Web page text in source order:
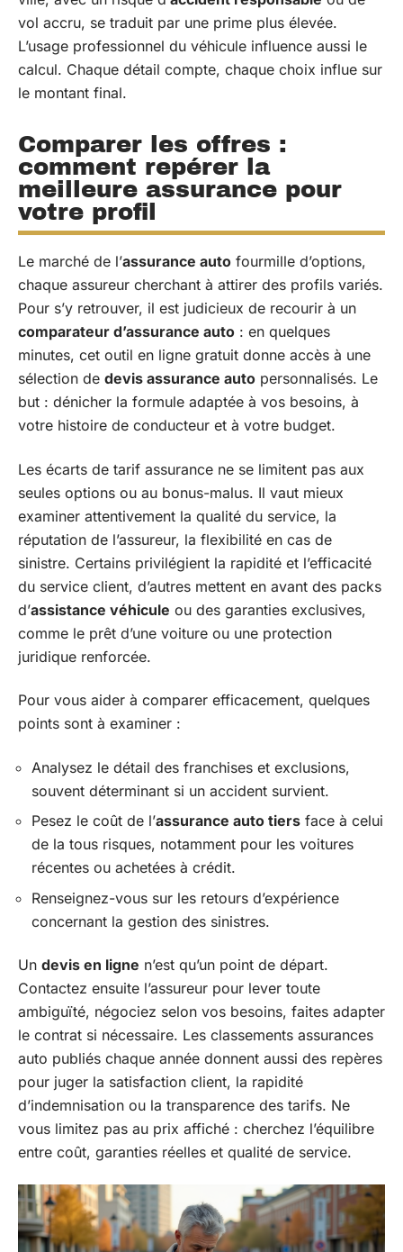
vol accru, se traduit par une prime plus élevée.
L’usage professionnel du véhicule influence aussi le
calcul. Chaque détail compte, chaque choix influe sur
le montant final.
Comparer les offres :
comment repérer la
meilleure assurance pour
votre profil
Le marché de l’assurance auto fourmille d’options,
chaque assureur cherchant à attirer des profils variés.
Pour s’y retrouver, il est judicieux de recourir à un
comparateur d’assurance auto : en quelques
minutes, cet outil en ligne gratuit donne accès à une
sélection de devis assurance auto personnalisés. Le
but : dénicher la formule adaptée à vos besoins, à
votre histoire de conducteur et à votre budget.
Les écarts de tarif assurance ne se limitent pas aux
seules options ou au bonus-malus. Il vaut mieux
examiner attentivement la qualité du service, la
réputation de l’assureur, la flexibilité en cas de
sinistre. Certains privilégient la rapidité et l’efficacité
du service client, d’autres mettent en avant des packs
d’assistance véhicule ou des garanties exclusives,
comme le prêt d’une voiture ou une protection
juridique renforcée.
Pour vous aider à comparer efficacement, quelques
points sont à examiner :
Analysez le détail des franchises et exclusions,
souvent déterminant si un accident survient.
Pesez le coût de l’assurance auto tiers face à celui
de la tous risques, notamment pour les voitures
récentes ou achetées à crédit.
Renseignez-vous sur les retours d’expérience
concernant la gestion des sinistres.
Un devis en ligne n’est qu’un point de départ.
Contactez ensuite l’assureur pour lever toute
ambiguïté, négociez selon vos besoins, faites adapter
le contrat si nécessaire. Les classements assurances
auto publiés chaque année donnent aussi des repères
pour juger la satisfaction client, la rapidité
d’indemnisation ou la transparence des tarifs. Ne
vous limitez pas au prix affiché : cherchez l’équilibre
entre coût, garanties réelles et qualité de service.